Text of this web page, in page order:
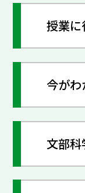
授業
今がわ
文部